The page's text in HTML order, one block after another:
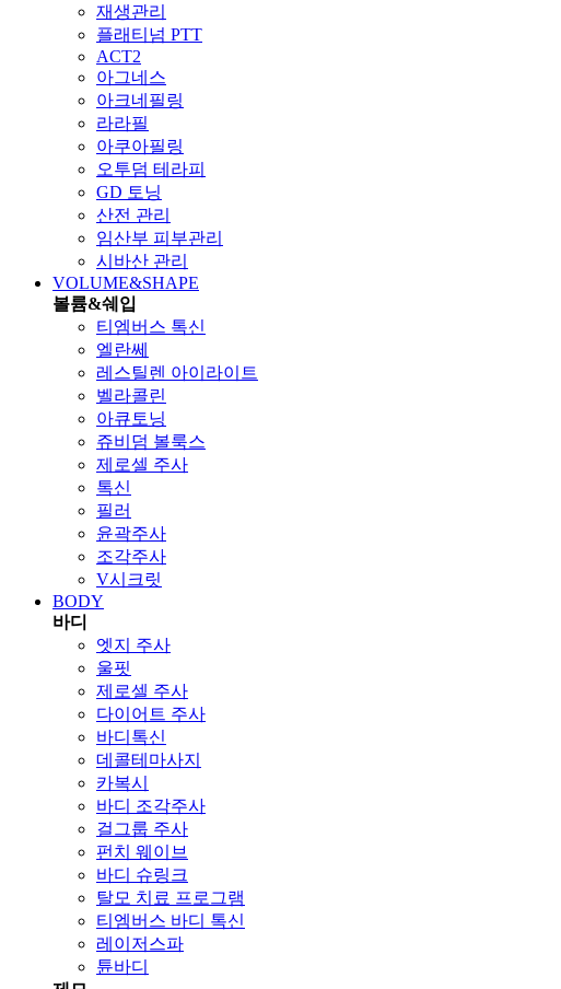
재생관리
플래티넘 PTT
ACT2
아그네스
아크네필링
라라필
아쿠아필링
오투덤 테라피
GD 토닝
산전 관리
임산부 피부관리
시바산 관리
VOLUME&SHAPE
볼륨&쉐입
티엠버스 톡신
엘란쎄
레스틸렌 아이라이트
벨라콜린
아큐토닝
쥬비덤 볼룩스
제로셀 주사
톡신
필러
윤곽주사
조각주사
V시크릿
BODY
바디
엣지 주사
울핏
제로셀 주사
다이어트 주사
바디톡신
데콜테마사지
카복시
바디 조각주사
걸그룹 주사
펀치 웨이브
바디 슈링크
탈모 치료 프로그램
티엠버스 바디 톡신
레이저스파
튠바디